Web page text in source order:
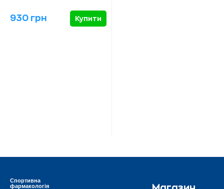
930 грн Купити
Спортивна
фармакологія